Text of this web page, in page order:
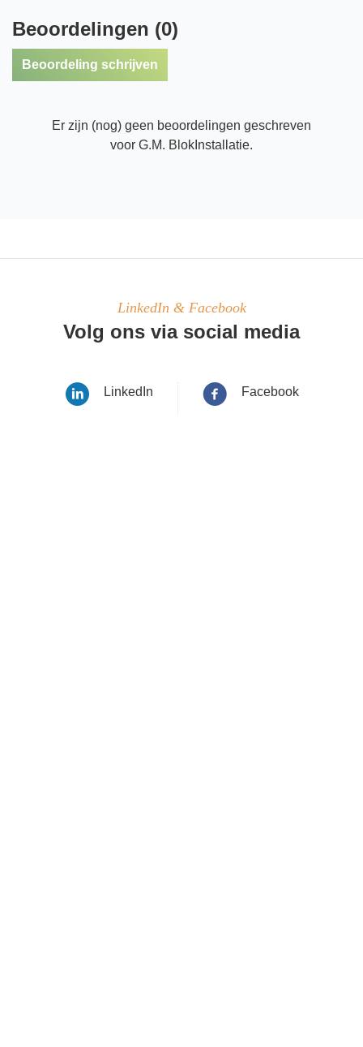
Beoordelingen (0)
Beoordeling schrijven
Er zijn (nog) geen beoordelingen geschreven
voor G.M. BlokInstallatie.
LinkedIn & Facebook
Volg ons via social media
LinkedIn Facebook